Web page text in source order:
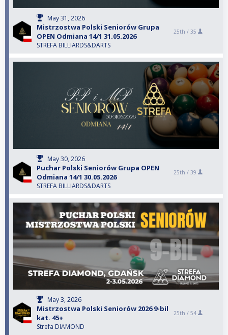
May 31, 2026
Mistrzostwa Polski Seniorów Grupa
OPEN Odmiana 14/1 31.05.2026
STREFA BILLIARDS&DARTS
25th / 35
May 30, 2026
Puchar Polski Seniorów Grupa OPEN
Odmiana 14/1 30.05.2026
STREFA BILLIARDS&DARTS
25th / 39
May 3, 2026
Mistrzostwa Polski Seniorów 2026 9-bil
kat. 45+
Strefa DIAMOND
25th / 54